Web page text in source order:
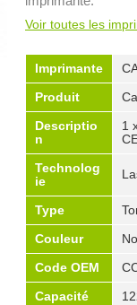
Voir toutes les
Imprimante
Produit
Descriptio
n
1
Technolog
ie
Type
Couleur
Code OEM
Capacité